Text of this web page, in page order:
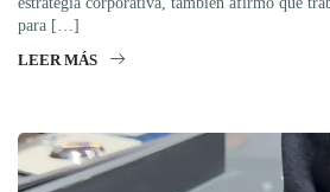
para […]
LEER MÁS